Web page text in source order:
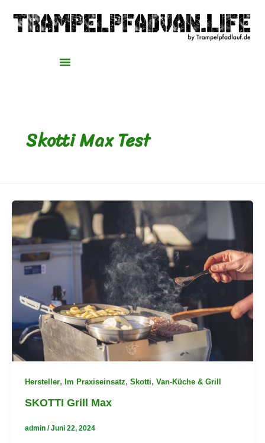
Inhalt
springen
Skotti Max Test
Hersteller, Im Praxiseinsatz, Skotti, Van-Küche & Grill
SKOTTI Grill Max
admin /Juni 22, 2024